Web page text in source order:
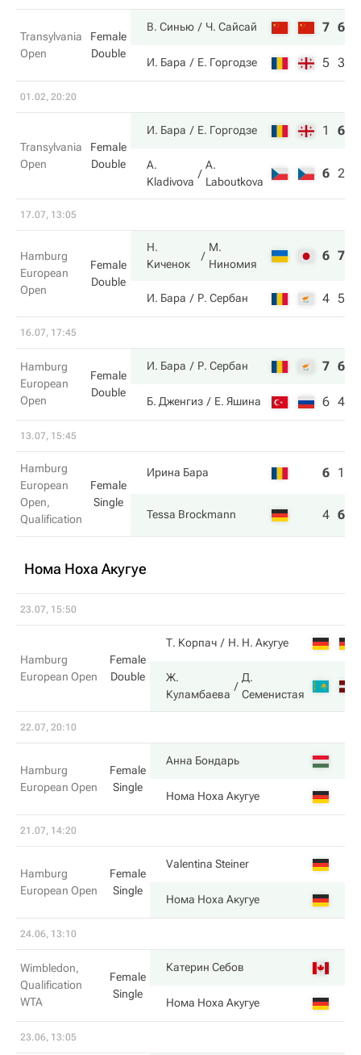
Transylvania
Open
Female
Double
В. Синью Ч. Сайсай 7 6
И. Бара Е. Горгодзе 5 3
01.02, 20:20
Transylvania
Open
Female
Double
И. Бара Е. Горгодзе 1 6
A.
Kladivova
A.
Laboutkova
6 2
17.07, 13:05
Hamburg
European
Open
Female
Double
Н.
Киченок
М.
Ниномия
6 7
И. Бара Р. Сербан 4 5
16.07, 17:45
Hamburg
European
Open
Female
Double
И. Бара Р. Сербан 7 6
Б. Дженгиз Е. Яшина 6 4
13.07, 15:45
Hamburg
European
Open,
Qualification
Female
Single
Ирина Бара 6 1
Tessa Brockmann 4 6
Нома Ноха Акугуе
23.07, 15:50
Hamburg
European Open
Female
Double
Т. Корпач Н. Н. Акугуе
Ж.
Куламбаева
Д.
Семенистая
22.07, 20:10
Hamburg
European Open
Female
Single
Анна Бондарь
Нома Ноха Акугуе
21.07, 14:20
Hamburg
European Open
Female
Single
Valentina Steiner
Нома Ноха Акугуе
24.06, 13:10
Wimbledon,
Qualification
WTA
Female
Single
Катерин Себов
Нома Ноха Акугуе
23.06, 13:05